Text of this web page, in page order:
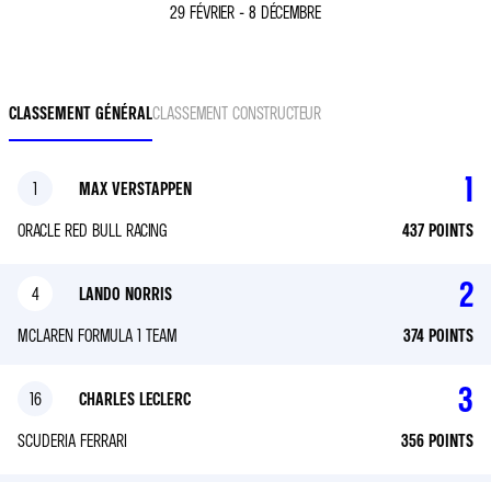
29 FÉVRIER - 8 DÉCEMBRE
CLASSEMENT GÉNÉRALCLASSEMENT CONSTRUCTEUR
1
1
ORACLE RED BULL RACING
MAX VERSTAPPEN
437 POINTS
2
4
MCLAREN FORMULA 1 TEAM
LANDO NORRIS
374 POINTS
3
16
SCUDERIA FERRARI
CHARLES LECLERC
356 POINTS